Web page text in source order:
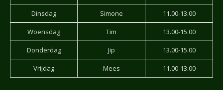
Dinsdag Simone 11.00-13.00
Woensdag Tim 13.00-15.00
Donderdag Jip 13.00-15.00
Vrijdag Mees 11.00-13.00